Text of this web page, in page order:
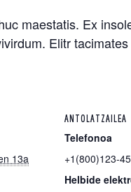
maestatis. Ex
Elitr
13a
ANTOLATZAILEA
Telefonoa
+1(800)123-
Helbide